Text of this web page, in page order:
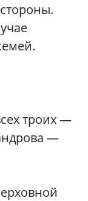
троих —
—